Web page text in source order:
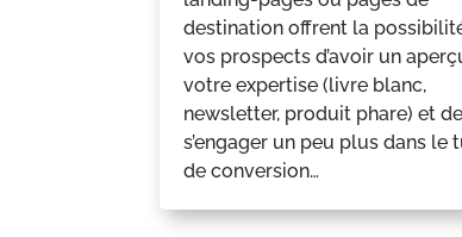
destination offrent la
vos prospects d’avoir un
votre expertise (livre blanc,
newsletter, produit phare) et de
s’engager un peu plus dans le
de conversion…